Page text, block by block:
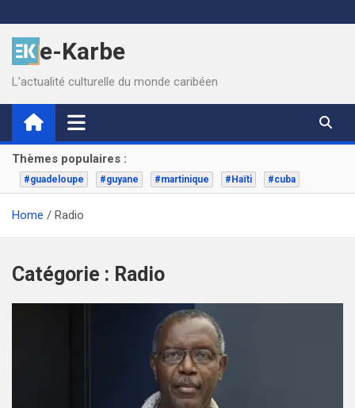
to
contente-Karbe
L'actualité culturelle du monde caribéen
Thèmes populaires :
#guadeloupe #guyane #martinique #Haïti #cuba
Home Radio
Catégorie : Radio